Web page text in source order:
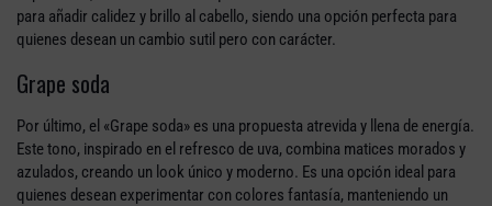
para añadir calidez y brillo al cabello, siendo una opción perfecta para
quienes desean un cambio sutil pero con carácter.
Grape soda
Por último, el «Grape soda» es una propuesta atrevida y llena de energía.
Este tono, inspirado en el refresco de uva, combina matices morados y
azulados, creando un look único y moderno. Es una opción ideal para
quienes desean experimentar con colores fantasía, manteniendo un